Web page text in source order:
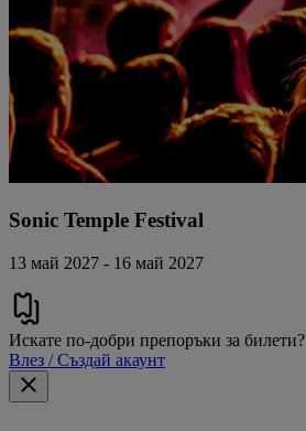
Sonic Temple Festival
13 май 2027 - 16 май 2027
Искате по-добри препоръки за билети?
Влез / Създай акаунт